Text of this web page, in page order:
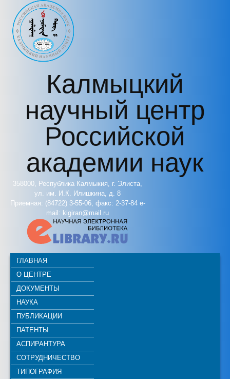
Перейти к основному содержанию
Калмыцкий
научный центр
Российской
академии наук
358000, Республика Калмыкия, г. Элиста,
ул. им. И.К. Илишкина, д. 8
Приемная: (84722) 3-55-06, факс: 2-37-84 e-
mail: kigiran@mail.ru
ГЛАВНАЯ
О ЦЕНТРЕ
ДОКУМЕНТЫ
НАУКА
ПУБЛИКАЦИИ
ПАТЕНТЫ
АСПИРАНТУРА
СОТРУДНИЧЕСТВО
ТИПОГРАФИЯ